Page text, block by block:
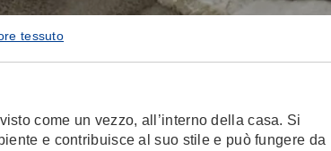
tessuto
come un vezzo, all’interno della casa. Si
e contribuisce al suo stile e può fungere da